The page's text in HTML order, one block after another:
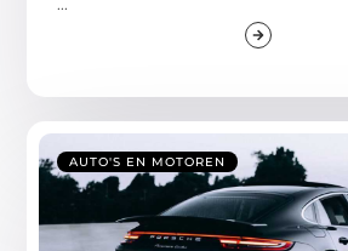
AUTO'S EN MOTOREN